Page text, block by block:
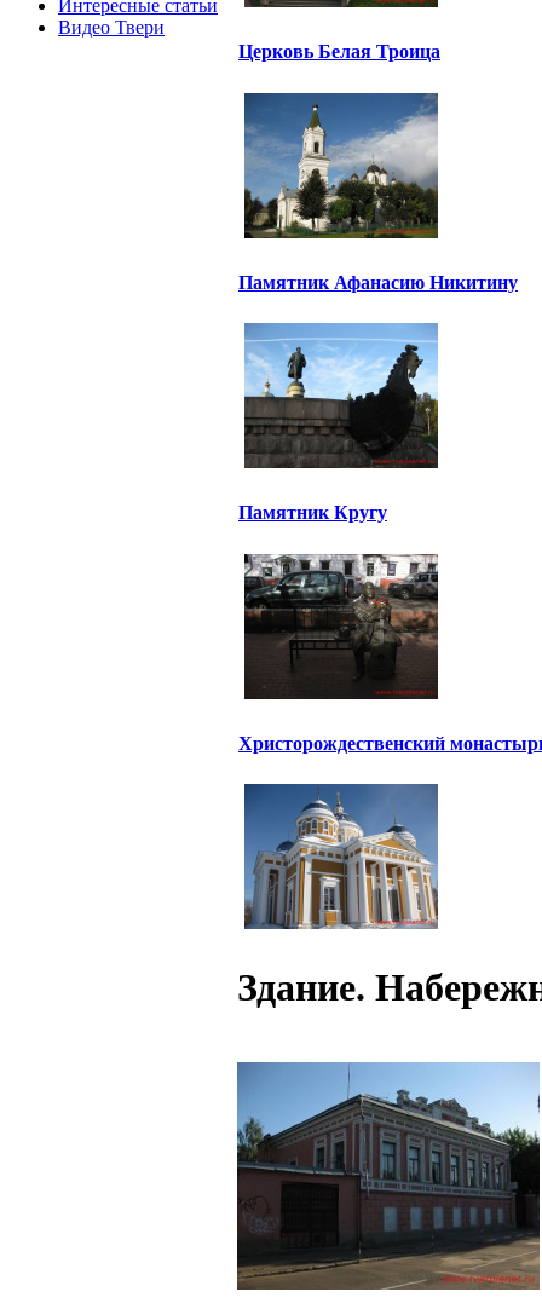
Интересные статьи
Видео Твери
Церковь Белая Троица
Памятник Афанасию Никитину
Памятник Кругу
Христорождественский
Здание.